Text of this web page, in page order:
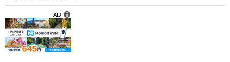
AD